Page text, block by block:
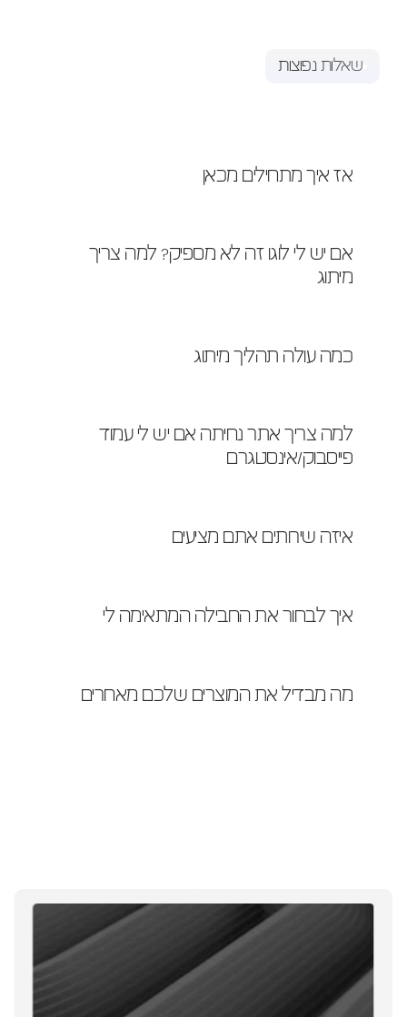
אז איך מתחילים מכאן
מיתוג
כמה עולה תהליך מיתוג
פייסבוק/אינסטגרם
איזה שירותים אתם מציעים
איך לבחור את החבילה המתאימה לי
מה מבדיל את המוצרים שלכם מאחרים
שאלות נפוצות